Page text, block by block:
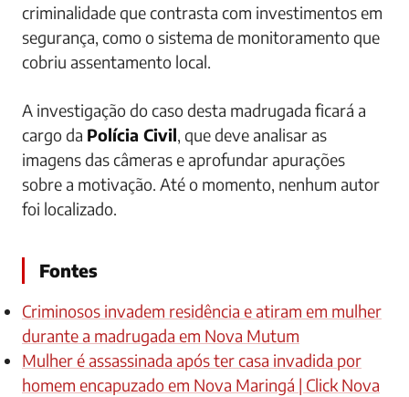
criminalidade que contrasta com investimentos em
segurança, como o sistema de monitoramento que
cobriu assentamento local.
A investigação do caso desta madrugada ficará a
cargo da Polícia Civil, que deve analisar as
imagens das câmeras e aprofundar apurações
sobre a motivação. Até o momento, nenhum autor
foi localizado.
Fontes
Criminosos invadem residência e atiram em mulher
durante a madrugada em Nova Mutum
Mulher é assassinada após ter casa invadida por
homem encapuzado em Nova Maringá | Click Nova